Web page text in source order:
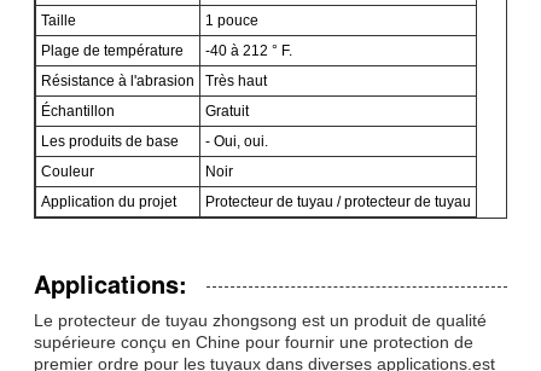
Taille
1 pouce
Plage de température
-40 à 212 ° F.
Résistance à l'abrasion
Très haut
Échantillon
Gratuit
Les produits de base
- Oui, oui.
Couleur
Noir
Application du projet
Protecteur de tuyau / protecteur de tuyau
Applications:
Le protecteur de tuyau zhongsong est un produit de qualité
supérieure conçu en Chine pour fournir une protection de
premier ordre pour les tuyaux dans diverses applications.est